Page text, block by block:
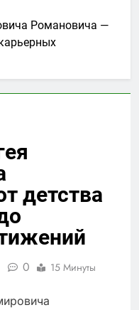
Романовича —
детства
0 15 Минуты